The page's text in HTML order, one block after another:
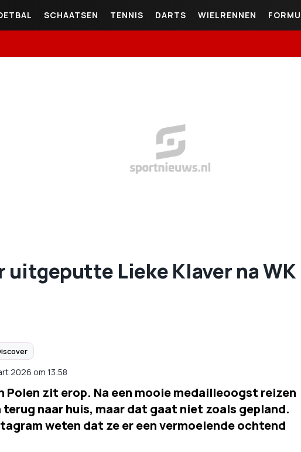
SCHAATSEN TENNIS DARTS WIELRENNEN
uitgeputte Lieke Klaver na WK
2026 om 13:58
Polen zit erop. Na een mooie medailleoogst reizen
naar huis, maar dat gaat niet zoals gepland.
weten dat ze er een vermoeiende ochtend